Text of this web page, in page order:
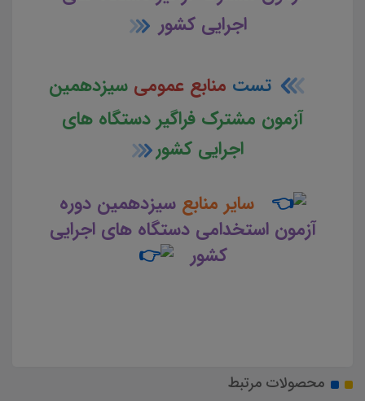
اجرایی کشور
تست منابع عمومیسیزدهمین
آزمون مشترک فراگیر دستگاه های
اجرایی کشور
سایر منابعسیزدهمین دوره
آزمون استخدامی دستگاه های اجرایی
کشور
محصولات مرتبط